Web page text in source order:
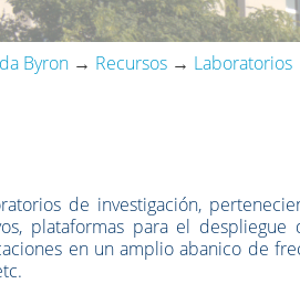
Byron → Recursos → Laboratorios
de investigación,
plataformas para el despliegue
en un amplio abanico de